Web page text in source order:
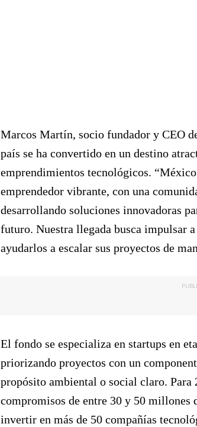
Marcos Martín, socio fundador y CEO
país se ha convertido en un destino
emprendimientos tecnológicos.
emprendedor vibrante, con una
desarrollando soluciones innovadoras
futuro. Nuestra llegada busca impulsar
ayudarlos a escalar sus proyectos de
El fondo se especializa en startups en
priorizando proyectos con un
propósito ambiental o social claro. Para
compromisos de entre 30 y 50 millones
invertir en más de 50 compañías